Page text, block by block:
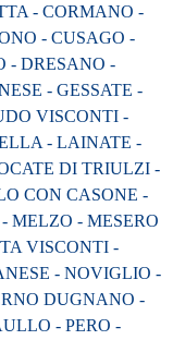
- CORMANO -
- CUSAGO -
- DRESANO -
- GESSATE -
VISCONTI -
- LAINATE -
DI TRIULZI -
CON CASONE -
MELZO - MESERO
VISCONTI -
- NOVIGLIO -
DUGNANO -
- PERO -